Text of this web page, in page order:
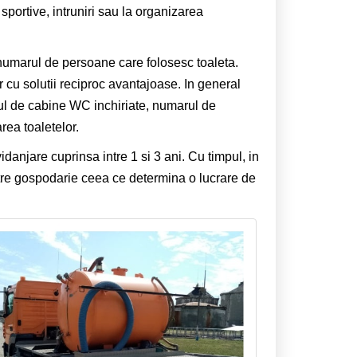
intruniri sau la organizarea
de persoane care folosesc toaleta.
solutii reciproc avantajoase. In general
de cabine WC inchiriate, numarul de
toaletelor.
cuprinsa intre 1 si 3 ani. Cu timpul, in
gospodarie ceea ce determina o lucrare de